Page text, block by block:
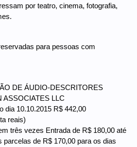
por teatro, cinema, fotografia,
para pessoas com
DE ÁUDIO-DESCRITORES
ASSOCIATES LLC
dia 10.10.2015 R$ 442,00
reais)
três vezes Entrada de R$ 180,00 até
parcelas de R$ 170,00 para os dias